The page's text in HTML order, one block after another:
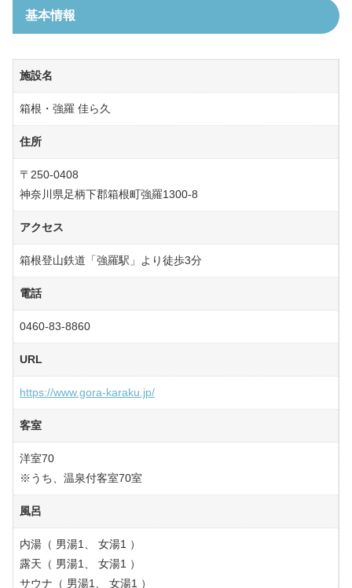
基本情報
施設名
箱根・強羅 佳ら久
住所
〒250-0408
神奈川県足柄下郡箱根町強羅1300-8
アクセス
箱根登山鉄道「強羅駅」より徒歩3分
電話
0460-83-8860
URL
https://www.gora-karaku.jp/
客室
洋室70
※うち、温泉付客室70室
風呂
内湯（ 男湯1、 女湯1 ）
露天（ 男湯1、 女湯1 ）
サウナ（ 男湯1、 女湯1 ）